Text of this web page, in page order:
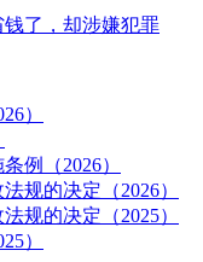
了，却涉嫌犯罪
）
例（2026）
规的决定（2026）
规的决定（2025）
）